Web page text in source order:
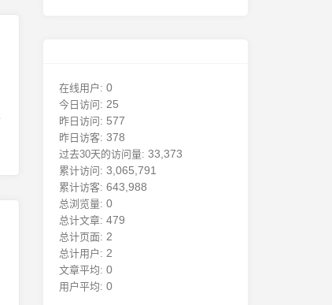
在线用户: 0
今日访问: 25
昨日访问: 577
昨日访客: 378
过去30天的访问量: 33,373
累计访问: 3,065,791
累计访客: 643,988
总浏览量: 0
总计文章: 479
总计页面: 2
总计用户: 2
文章平均: 0
用户平均: 0